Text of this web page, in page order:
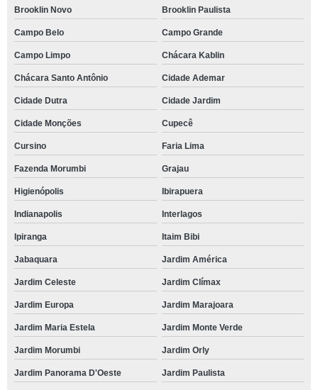
Brooklin Novo Brooklin Paulista
Campo Belo Campo Grande
Campo Limpo Chácara Kablin
Chácara Santo Antônio Cidade Ademar
Cidade Dutra Cidade Jardim
Cidade Monções Cupecê
Cursino Faria Lima
Fazenda Morumbi Grajau
Higienópolis Ibirapuera
Indianapolis Interlagos
Ipiranga Itaim Bibi
Jabaquara Jardim América
Jardim Celeste Jardim Clímax
Jardim Europa Jardim Marajoara
Jardim Maria Estela Jardim Monte Verde
Jardim Morumbi Jardim Orly
Jardim Panorama D'Oeste Jardim Paulista